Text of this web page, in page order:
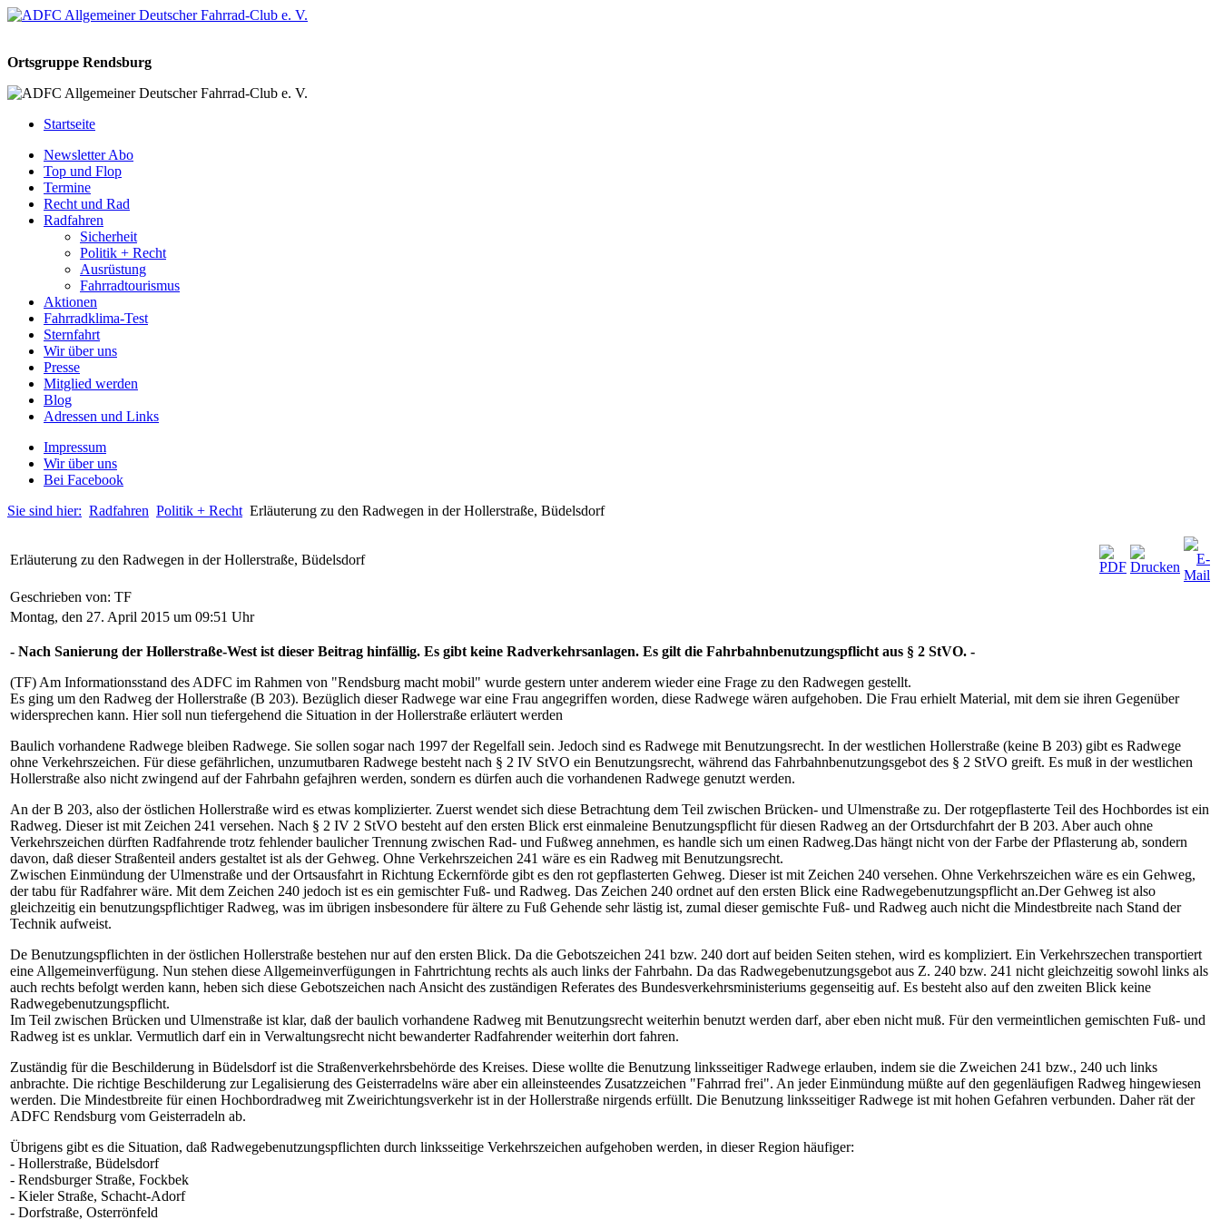
Ortsgruppe Rendsburg
Startseite
Newsletter Abo
Top und Flop
Termine
Recht und Rad
Radfahren
Sicherheit
Politik + Recht
Ausrüstung
Fahrradtourismus
Aktionen
Fahrradklima-Test
Sternfahrt
Wir über uns
Presse
Mitglied werden
Blog
Adressen und Links
Impressum
Wir über uns
Bei Facebook
Sie sind hier: Radfahren Politik + Recht Erläuterung zu den Radwegen in der Hollerstraße, Büdelsdorf
Erläuterung zu den Radwegen in der Hollerstraße, Büdelsdorf
Geschrieben von: TF
Montag, den 27. April 2015 um 09:51 Uhr
- Nach Sanierung der Hollerstraße-West ist dieser Beitrag hinfällig. Es gibt keine Radverkehrsanlagen. Es gilt die Fahrbahnbenutzungspflicht aus § 2 StVO. -
(TF) Am Informationsstand des ADFC im Rahmen von "Rendsburg macht mobil" wurde gestern unter anderem wieder eine Frage zu den Radwegen gestellt.
Es ging um den Radweg der Hollerstraße (B 203). Bezüglich dieser Radwege war eine Frau angegriffen worden, diese Radwege wären aufgehoben. Die Frau erhielt Material, mit dem sie ihren Gegenüber
widersprechen kann. Hier soll nun tiefergehend die Situation in der Hollerstraße erläutert werden
Baulich vorhandene Radwege bleiben Radwege. Sie sollen sogar nach 1997 der Regelfall sein. Jedoch sind es Radwege mit Benutzungsrecht. In der westlichen Hollerstraße (keine B 203) gibt es Radwege
ohne Verkehrszeichen. Für diese gefährlichen, unzumutbaren Radwege besteht nach § 2 IV StVO ein Benutzungsrecht, während das Fahrbahnbenutzungsgebot des § 2 StVO greift. Es muß in der westlichen
Hollerstraße also nicht zwingend auf der Fahrbahn gefajhren werden, sondern es dürfen auch die vorhandenen Radwege genutzt werden.
An der B 203, also der östlichen Hollerstraße wird es etwas komplizierter. Zuerst wendet sich diese Betrachtung dem Teil zwischen Brücken- und Ulmenstraße zu. Der rotgepflasterte Teil des Hochbordes ist ein
Radweg. Dieser ist mit Zeichen 241 versehen. Nach § 2 IV 2 StVO besteht auf den ersten Blick erst einmaleine Benutzungspflicht für diesen Radweg an der Ortsdurchfahrt der B 203. Aber auch ohne
Verkehrszeichen dürften Radfahrende trotz fehlender baulicher Trennung zwischen Rad- und Fußweg annehmen, es handle sich um einen Radweg.Das hängt nicht von der Farbe der Pflasterung ab, sondern
davon, daß dieser Straßenteil anders gestaltet ist als der Gehweg. Ohne Verkehrszeichen 241 wäre es ein Radweg mit Benutzungsrecht.
Zwischen Einmündung der Ulmenstraße und der Ortsausfahrt in Richtung Eckernförde gibt es den rot gepflasterten Gehweg. Dieser ist mit Zeichen 240 versehen. Ohne Verkehrszeichen wäre es ein Gehweg,
der tabu für Radfahrer wäre. Mit dem Zeichen 240 jedoch ist es ein gemischter Fuß- und Radweg. Das Zeichen 240 ordnet auf den ersten Blick eine Radwegebenutzungspflicht an.Der Gehweg ist also
gleichzeitig ein benutzungspflichtiger Radweg, was im übrigen insbesondere für ältere zu Fuß Gehende sehr lästig ist, zumal dieser gemischte Fuß- und Radweg auch nicht die Mindestbreite nach Stand der
Technik aufweist.
De Benutzungspflichten in der östlichen Hollerstraße bestehen nur auf den ersten Blick. Da die Gebotszeichen 241 bzw. 240 dort auf beiden Seiten stehen, wird es kompliziert. Ein Verkehrszechen transportiert
eine Allgemeinverfügung. Nun stehen diese Allgemeinverfügungen in Fahrtrichtung rechts als auch links der Fahrbahn. Da das Radwegebenutzungsgebot aus Z. 240 bzw. 241 nicht gleichzeitig sowohl links als
auch rechts befolgt werden kann, heben sich diese Gebotszeichen nach Ansicht des zuständigen Referates des Bundesverkehrsministeriums gegenseitig auf. Es besteht also auf den zweiten Blick keine
Radwegebenutzungspflicht.
Im Teil zwischen Brücken und Ulmenstraße ist klar, daß der baulich vorhandene Radweg mit Benutzungsrecht weiterhin benutzt werden darf, aber eben nicht muß. Für den vermeintlichen gemischten Fuß- und
Radweg ist es unklar. Vermutlich darf ein in Verwaltungsrecht nicht bewanderter Radfahrender weiterhin dort fahren.
Zuständig für die Beschilderung in Büdelsdorf ist die Straßenverkehrsbehörde des Kreises. Diese wollte die Benutzung linksseitiger Radwege erlauben, indem sie die Zweichen 241 bzw., 240 uch links
anbrachte. Die richtige Beschilderung zur Legalisierung des Geisterradelns wäre aber ein alleinsteendes Zusatzzeichen "Fahrrad frei". An jeder Einmündung müßte auf den gegenläufigen Radweg hingewiesen
werden. Die Mindestbreite für einen Hochbordradweg mit Zweirichtungsverkehr ist in der Hollerstraße nirgends erfüllt. Die Benutzung linksseitiger Radwege ist mit hohen Gefahren verbunden. Daher rät der
ADFC Rendsburg vom Geisterradeln ab.
Übrigens gibt es die Situation, daß Radwegebenutzungspflichten durch linksseitige Verkehrszeichen aufgehoben werden, in dieser Region häufiger:
- Hollerstraße, Büdelsdorf
- Rendsburger Straße, Fockbek
- Kieler Straße, Schacht-Adorf
- Dorfstraße, Osterrönfeld